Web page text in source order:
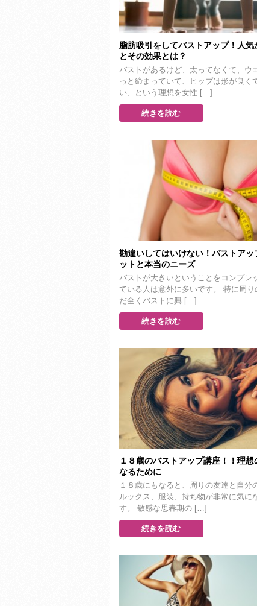
脂肪吸引をしてバストアップ！人気
とその効果とは？
バストがあるけど、太ってなくて、ウ
っと締まっていて、ヒップは形が良く
い、という理想を女性 […]
続きを読む
勘違いしてはいけない！バストアッ
ットと本当のニーズ
バストが大きいということをコンプレ
ている人は意外に多いです。 特に周り
だ全くバストに興 […]
続きを読む
１８歳のバストアップ講座！！理
なるために
１８歳にもなると、周りの友達と自分
ルックス、服装、持ち物が非常に気に
す。 敏感な思春期の […]
続きを読む